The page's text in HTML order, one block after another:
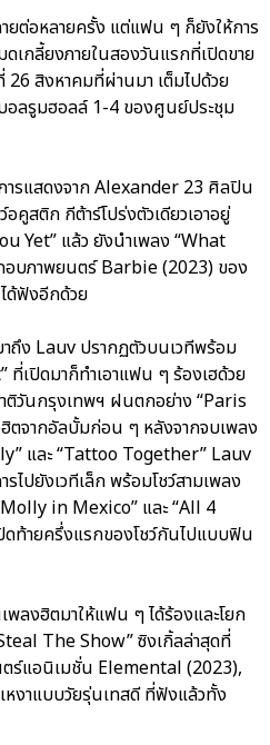
ยต่อหลายครั้ง แต่แฟน ๆ ก็ยังให้การ
เกลี้ยงภายในสองวันแรกที่เปิดขาย
26 สิงหาคมที่ผ่านมา เต็มไปด้วย
อลรูมฮอลล์ 1-4 ของศูนย์ประชุม
ารแสดงจาก Alexander 23 ศิลปิน
คูสติก กีต้าร์โปร่งตัวเดียวเอาอยู่
Yet” แล้ว ยังนำเพลง “What
อบภาพยนตร์ Barbie (2023) ของ
ด้ฟังอีกด้วย
ถึง Lauv ปรากฏตัวบนเวทีพร้อม
เปิดมาก็ทำเอาแฟน ๆ ร้องเฮด้วย
ติวันกรุงเทพฯ ฝนตกอย่าง “Paris
ตจากอัลบั้มก่อน ๆ หลังจากจบเพลง
และ “Tattoo Together” Lauv
ไปยังเวทีเล็ก พร้อมโชว์สามเพลง
in Mexico” และ “All 4
ท้ายครึ่งแรกของโชว์กันไปแบบฟิน
ลงฮิตมาให้แฟน ๆ ได้ร้องและโยก
The Show” ซิงเกิ้ลล่าสุดที่
ร์แอนิเมชั่น Elemental (2023),
งาแบบวัยรุ่นเทสดี ที่ฟังแล้วทั้ง